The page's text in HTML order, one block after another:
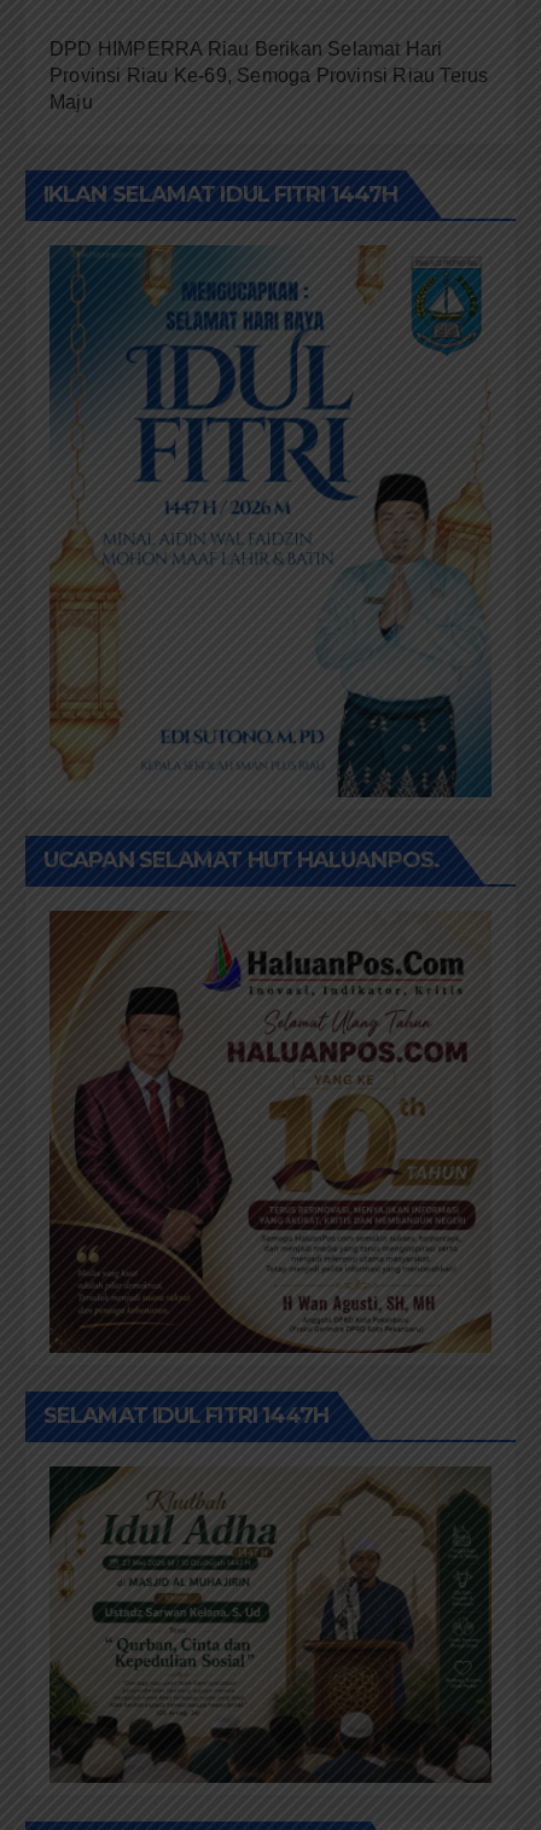
DPD HIMPERRA Riau Berikan Selamat Hari
Provinsi Riau Ke-69, Semoga Provinsi Riau Terus
Maju
IKLAN SELAMAT IDUL FITRI 1447H
UCAPAN SELAMAT HUT HALUANPOS.
SELAMAT IDUL FITRI 1447H